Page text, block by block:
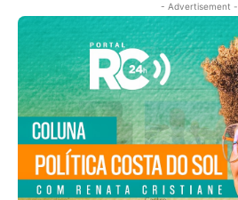
- Advertisement -